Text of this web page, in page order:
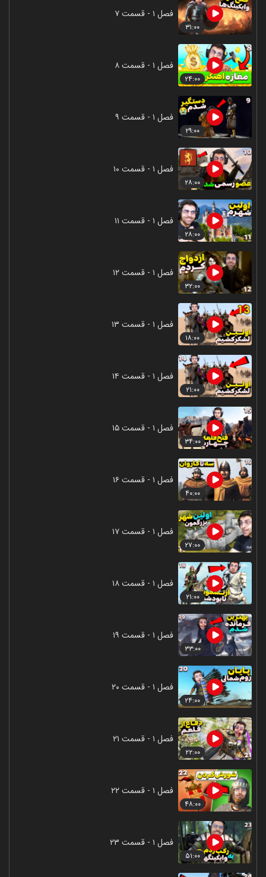
۳۱:۰۰
فصل ۱ - قسمت ۷
۲۴:۰۰
فصل ۱ - قسمت ۸
۲۹:۰۰
فصل ۱ - قسمت ۹
۲۸:۰۰
فصل ۱ - قسمت ۱۰
۲۸:۰۰
فصل ۱ - قسمت ۱۱
۳۲:۰۰
فصل ۱ - قسمت ۱۲
۱۸:۰۰
فصل ۱ - قسمت ۱۳
۲۱:۰۰
فصل ۱ - قسمت ۱۴
۳۴:۰۰
فصل ۱ - قسمت ۱۵
۴۰:۰۰
فصل ۱ - قسمت ۱۶
۲۷:۰۰
فصل ۱ - قسمت ۱۷
۲۱:۰۰
فصل ۱ - قسمت ۱۸
۳۳:۰۰
فصل ۱ - قسمت ۱۹
۲۴:۰۰
فصل ۱ - قسمت ۲۰
۲۲:۰۰
فصل ۱ - قسمت ۲۱
۴۸:۰۰
فصل ۱ - قسمت ۲۲
۵۱:۰۰
فصل ۱ - قسمت ۲۳